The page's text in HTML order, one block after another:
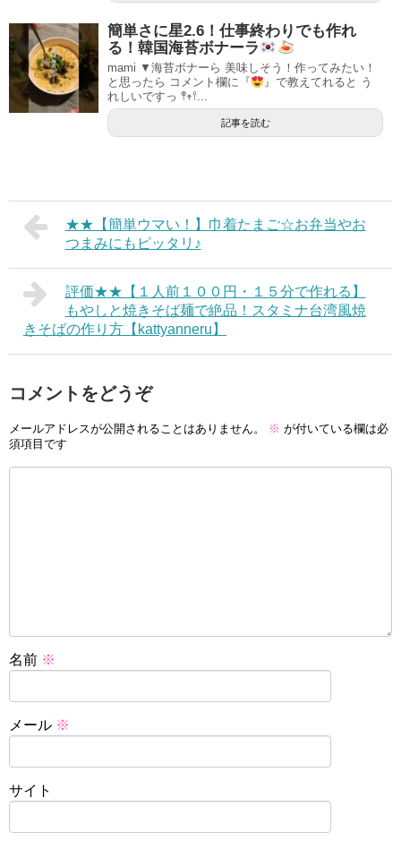
簡単さに星2.6！仕事終わりでも作れ
る！韓国海苔ボナーラ
mami ▼海苔ボナーら 美味しそう！作ってみたい！
と思ったら コメント欄に『
』で教えてれると う
れしいですっ 𖤣𖥧𖥣...
記事を読む
★★【簡単ウマい！】巾着たまご☆お弁当やお
つまみにもピッタリ♪
評価★★【１人前１００円・１５分で作れる】
もやしと焼きそば麺で絶品！スタミナ台湾風焼
きそばの作り方【kattyanneru】
コメントをどうぞ
メールアドレスが公開されることはありません。 ※ が付いている欄は必
須項目です
名前 ※
メール ※
サイト